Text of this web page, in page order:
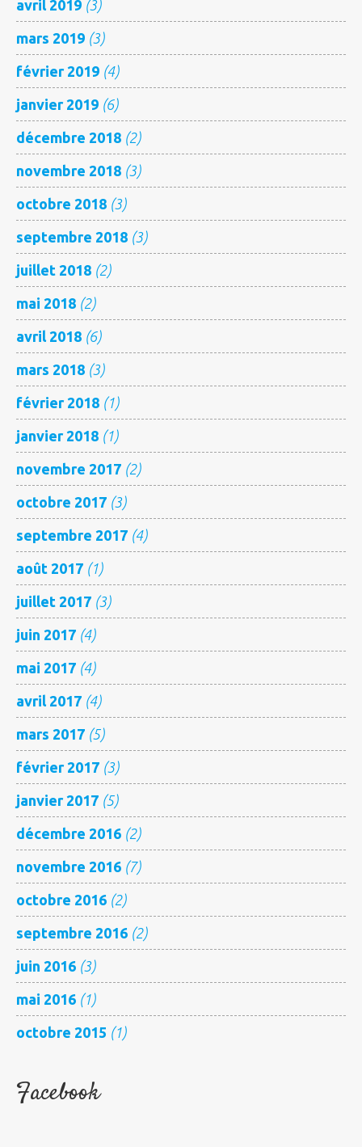
avril 2019 (3)
mars 2019 (3)
février 2019 (4)
janvier 2019 (6)
décembre 2018 (2)
novembre 2018 (3)
octobre 2018 (3)
septembre 2018 (3)
juillet 2018 (2)
mai 2018 (2)
avril 2018 (6)
mars 2018 (3)
février 2018 (1)
janvier 2018 (1)
novembre 2017 (2)
octobre 2017 (3)
septembre 2017 (4)
août 2017 (1)
juillet 2017 (3)
juin 2017 (4)
mai 2017 (4)
avril 2017 (4)
mars 2017 (5)
février 2017 (3)
janvier 2017 (5)
décembre 2016 (2)
novembre 2016 (7)
octobre 2016 (2)
septembre 2016 (2)
juin 2016 (3)
mai 2016 (1)
octobre 2015 (1)
Facebook